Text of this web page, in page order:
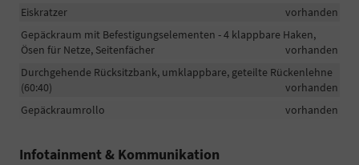
Eiskratzer
vorhanden
Gepäckraum mit Befestigungselementen - 4 klappbare Haken,
Ösen für Netze, Seitenfächer
vorhanden
Durchgehende Rücksitzbank, umklappbare, geteilte Rückenlehne
(60:40)
vorhanden
Gepäckraumrollo
vorhanden
Infotainment & Kommunikation